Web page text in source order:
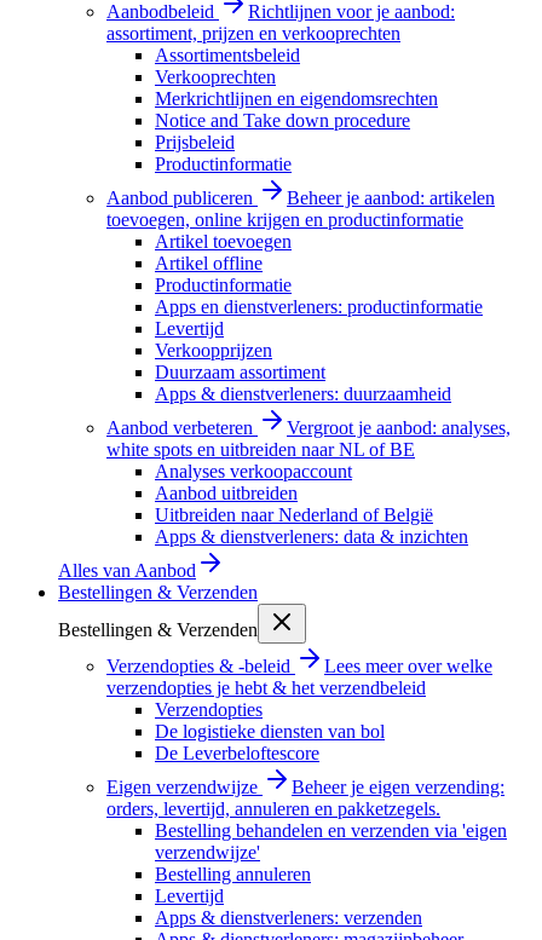
Aanbodbeleid
Richtlijnen voor je aanbod:
assortiment, prijzen en verkooprechten
Assortimentsbeleid
Verkooprechten
Merkrichtlijnen en eigendomsrechten
Notice and Take down procedure
Prijsbeleid
Productinformatie
Aanbod publiceren
Beheer je aanbod: artikelen
toevoegen, online krijgen en productinformatie
Artikel toevoegen
Artikel offline
Productinformatie
Apps en dienstverleners: productinformatie
Levertijd
Verkoopprijzen
Duurzaam assortiment
Apps & dienstverleners: duurzaamheid
Aanbod verbeteren
Vergroot je aanbod: analyses,
white spots en uitbreiden naar NL of BE
Analyses verkoopaccount
Aanbod uitbreiden
Uitbreiden naar Nederland of België
Apps & dienstverleners: data & inzichten
Alles van Aanbod
Bestellingen & Verzenden
Bestellingen & Verzenden
Verzendopties & -beleid
Lees meer over welke
verzendopties je hebt & het verzendbeleid
Verzendopties
De logistieke diensten van bol
De Leverbeloftescore
Eigen verzendwijze
Beheer je eigen verzending:
orders, levertijd, annuleren en pakketzegels.
Bestelling behandelen en verzenden via 'eigen
verzendwijze'
Bestelling annuleren
Levertijd
Apps & dienstverleners: verzenden